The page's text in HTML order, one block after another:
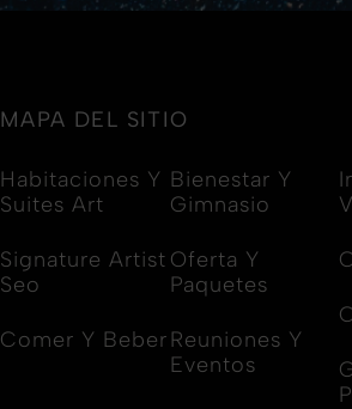
MAPA DEL SITIO
Habitaciones Y
Suites Art
Signature Artist
Seo
Comer Y Beber
Bienestar Y
Gimnasio
Oferta Y
Paquetes
Reuniones Y
Eventos